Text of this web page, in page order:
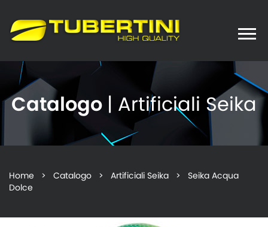
Toggle
Catalogo | Artificiali Seika
Home > Catalogo > Artificiali Seika > Seika Acqua
Dolce